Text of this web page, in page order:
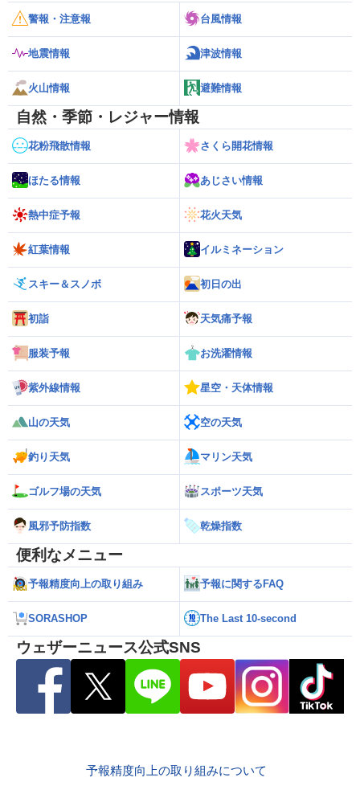
警報・注意報 台風情報
地震情報 津波情報
火山情報 避難情報
自然・季節・レジャー情報
花粉飛散情報 さくら開花情報
ほたる情報 あじさい情報
熱中症予報 花火天気
紅葉情報 イルミネーション
スキー＆スノボ 初日の出
初詣 天気痛予報
服装予報 お洗濯情報
紫外線情報 星空・天体情報
山の天気 空の天気
釣り天気 マリン天気
ゴルフ場の天気 スポーツ天気
風邪予防指数 乾燥指数
便利なメニュー
予報精度向上の取り組み 予報に関するFAQ
SORASHOP The Last 10-second
ウェザーニュース公式SNS
予報精度向上の取り組みについて